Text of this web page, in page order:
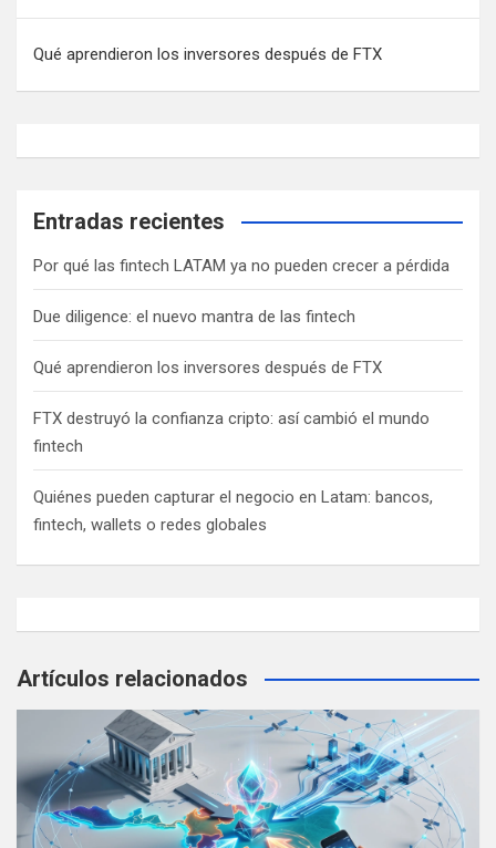
Qué aprendieron los inversores después de FTX
Entradas recientes
Por qué las fintech LATAM ya no pueden crecer a pérdida
Due diligence: el nuevo mantra de las fintech
Qué aprendieron los inversores después de FTX
FTX destruyó la confianza cripto: así cambió el mundo
fintech
Quiénes pueden capturar el negocio en Latam: bancos,
fintech, wallets o redes globales
Artículos relacionados